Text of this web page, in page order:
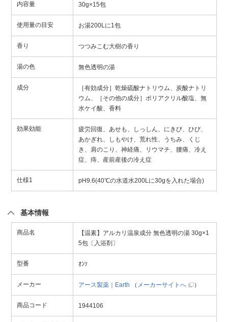
内容量 30g×15包
使用量の目安 お湯200Lに1包
香り つつみこむ大樹の香り
湯の色 無色透明の湯
成分
［有効成分］乾燥硫酸ナトリウム、炭酸ナトリ
ウム、［その他の成分］ポリアクリル酸塩、無
水ケイ酸、香料
効果効能
疲労回復、あせも、しっしん、にきび、ひび、
あかぎれ、しもやけ、荒れ性、うちみ、くじ
き、肩のこり、神経痛、リウマチ、腰痛、冷え
症、痔、産前産後の冷え症
仕様1 pH9.6(40℃の水道水200Lに30gを入れた場合)
基本情報
商品名
【温素】アルカリ温泉成分 無色透明の湯 30g×1
5包〔入浴剤〕
型番 ｵﾝｿ
メーカー アース製薬｜Earth （ メーカーサイトへ ）
商品コード 1944106